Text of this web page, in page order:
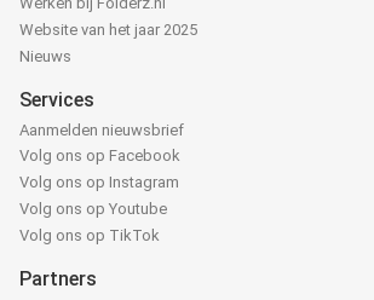
Website van het jaar 2025
Nieuws
Services
Aanmelden nieuwsbrief
Volg ons op Facebook
Volg ons op Instagram
Volg ons op Youtube
Volg ons op TikTok
Partners